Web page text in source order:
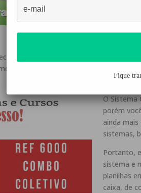
para desenvolver o sistema
de desenvolvimento, fundamental
O Sistema
porém
ainda
sistemas,
Portanto,
sistema e
planilhas
caixa, de
Fique